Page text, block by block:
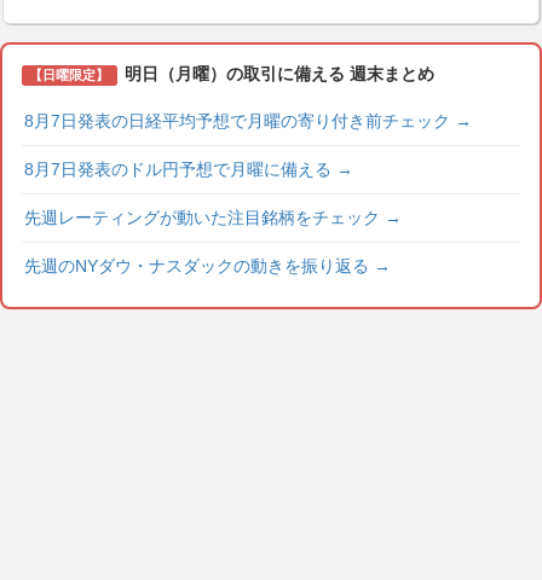
【日曜限定】 明日（月曜）の取引に備える 週末まとめ
8月7日発表の日経平均予想で月曜の寄り付き前チェック →
8月7日発表のドル円予想で月曜に備える →
先週レーティングが動いた注目銘柄をチェック →
先週のNYダウ・ナスダックの動きを振り返る →